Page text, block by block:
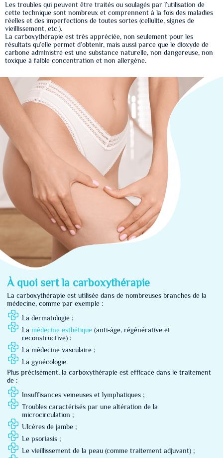
Les troubles qui peuvent être traités ou soulagés par l’utilisation de
cette technique sont nombreux et comprennent à la fois des maladies
réelles et des imperfections de toutes sortes (cellulite, signes de
vieillissement, etc.).
La carboxythérapie est très appréciée, non seulement pour les
résultats qu’elle permet d’obtenir, mais aussi parce que le dioxyde de
carbone administré est une substance naturelle, non dangereuse, non
toxique à faible concentration et non allergène.
À quoi sert la carboxythérapie
La carboxythérapie est utilisée dans de nombreuses branches de la
médecine, comme par exemple :
La dermatologie ;
Lamédecine esthétique (anti-âge, régénérative et
reconstructive) ;
La médecine vasculaire ;
La gynécologie.
Plus précisément, la carboxythérapie est efficace dans le traitement
de :
Insuffisances veineuses et lymphatiques ;
Troubles caractérisés par une altération de la
microcirculation ;
Ulcères de jambe ;
Le psoriasis ;
Le vieillissement de la peau (comme traitement adjuvant) ;